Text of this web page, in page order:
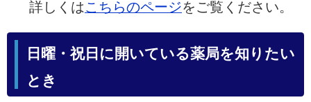
詳しくはこちらのページをご覧ください。
日曜・祝日に開いている薬局を知りたい
とき